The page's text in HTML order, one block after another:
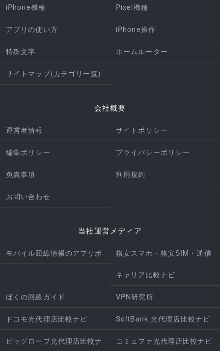
iPhone機種 Pixel機種
アプリの使い方 iPhone操作
特殊文字 ホームルーター
サイトマップ(カテゴリ一覧)
会社概要
運営者情報 サイトポリシー
編集ポリシー プライバシーポリシー
免責事項 利用規約
お問い合わせ
当社運営メディア
モバイル回線情報のアプリポ 格安スマホ・格安SIM・通信
キャリア比較ナビ
ぼくの回線ガイド VPN研究所
ドコモ光代理店比較ナビ SoftBank 光代理店比較ナビ
ビッグローブ光代理店比較ナ コミュファ光代理店比較ナビ